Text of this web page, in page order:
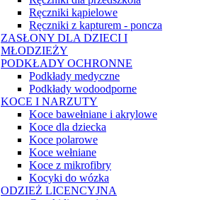
Ręczniki kąpielowe
Ręczniki z kapturem - poncza
ZASŁONY DLA DZIECI I
MŁODZIEŻY
PODKŁADY OCHRONNE
Podkłady medyczne
Podkłady wodoodporne
KOCE I NARZUTY
Koce bawełniane i akrylowe
Koce dla dziecka
Koce polarowe
Koce wełniane
Koce z mikrofibry
Kocyki do wózka
ODZIEŻ LICENCYJNA